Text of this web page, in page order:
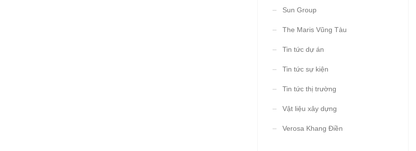
Sun Group
The Maris Vũng Tàu
Tin tức dự án
Tin tức sự kiện
Tin tức thị trường
Vật liệu xây dựng
Verosa Khang Điền